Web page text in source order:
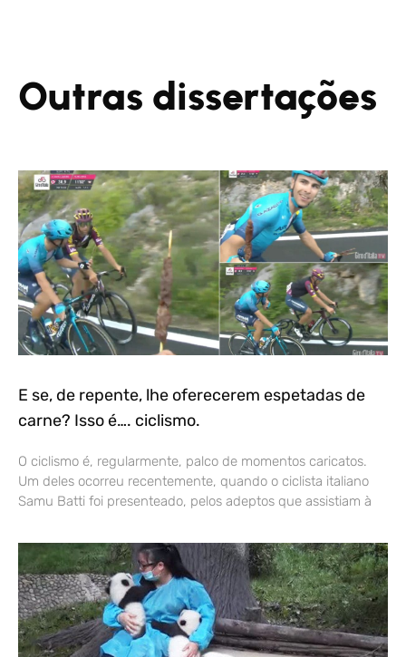
Outras dissertações
E se, de repente, lhe oferecerem espetadas de
carne? Isso é…. ciclismo.
O ciclismo é, regularmente, palco de momentos caricatos.
Um deles ocorreu recentemente, quando o ciclista italiano
Samu Batti foi presenteado, pelos adeptos que assistiam à